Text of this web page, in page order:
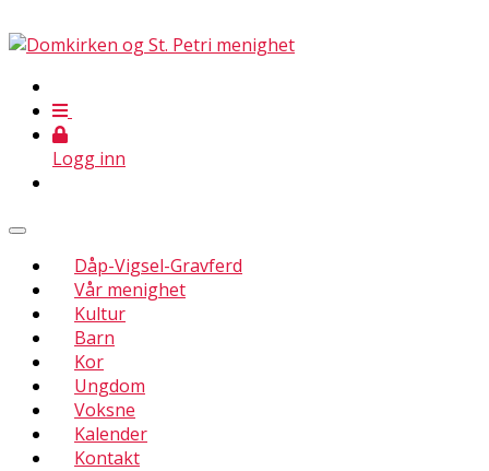
Logg inn
Dåp-Vigsel-Gravferd
Vår menighet
Kultur
Barn
Kor
Ungdom
Voksne
Kalender
Kontakt